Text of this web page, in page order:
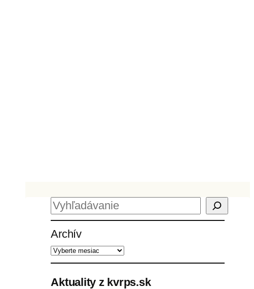
H
ľ
a
d
a
ť
Archív
Aktuality z kvrps.sk